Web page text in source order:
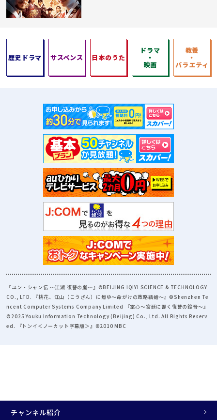
歴史ドラマ サスペンス 日本のうた
ドラマ
・
映画
教養
・
バラエティ
『ユン・シャン伝 ～江湖 復讐の嵐～』©BEIJING IQIYI SCIENCE & TECHNOLOGY
CO., LTD. 『桃花、江山（こうざん）に燃ゆ～命がけの政略結婚～』©Shenzhen Te
ncent Computer Systems Company Limited 『掌心～宮廷に響く復讐の鈴音～』
©2025 Youku Information Technology (Beijing) Co., Ltd. All Rights Reserv
ed. 『トンイ＜ノーカット字幕版＞』©2010 MBC
チャンネル紹介